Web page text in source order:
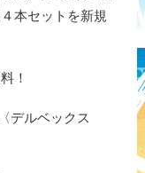
本セットを新規
！
デルベックス